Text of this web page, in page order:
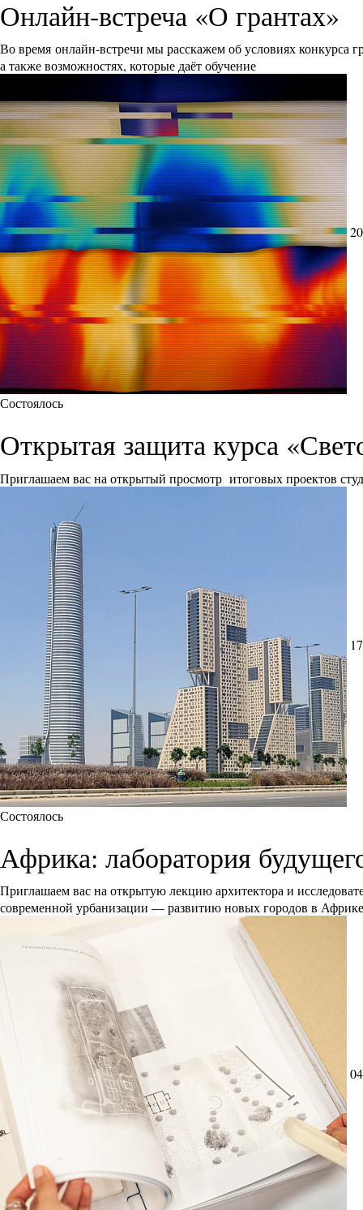
Онлайн-встреча «О грантах»
Во время онлайн-встречи мы расскажем об условиях
а также возможностях, которые даёт обучение
Состоялось
Открытая защита курса
Приглашаем вас на открытый просмотр итоговых проектов
Состоялось
Африка: лаборатория
Приглашаем вас на открытую лекцию архитектора и
современной урбанизации — развитию новых городов в Африке